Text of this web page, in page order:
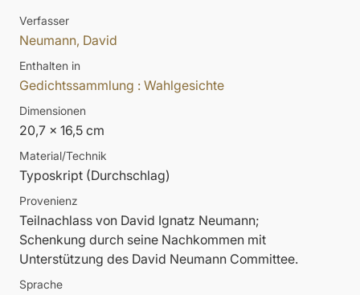
Verfasser
Neumann, David
Enthalten in
Gedichtssammlung : Wahlgesichte
Dimensionen
20,7 x 16,5 cm
Material/Technik
Typoskript (Durchschlag)
Provenienz
Teilnachlass von David Ignatz Neumann;
Schenkung durch seine Nachkommen mit
Unterstützung des David Neumann Committee.
Sprache